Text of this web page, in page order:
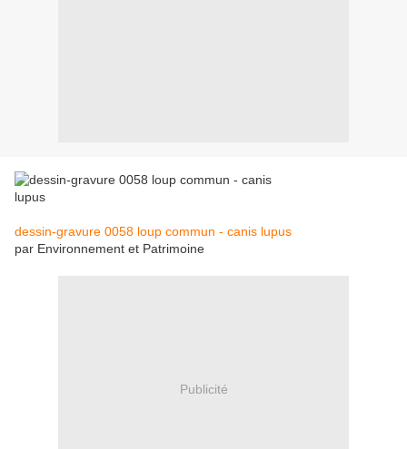
dessin-gravure 0058 loup commun - canis lupus
par Environnement et Patrimoine
Publicité